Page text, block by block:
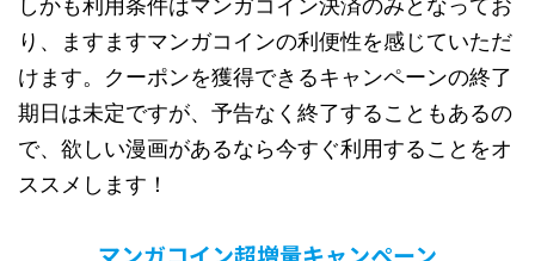
しかも利用条件はマンガコイン決済のみとなってお
り、ますますマンガコインの利便性を感じていただ
けます。クーポンを獲得できるキャンペーンの終了
期日は未定ですが、予告なく終了することもあるの
で、欲しい漫画があるなら今すぐ利用することをオ
ススメします！
マンガコイン超増量キャンペーン